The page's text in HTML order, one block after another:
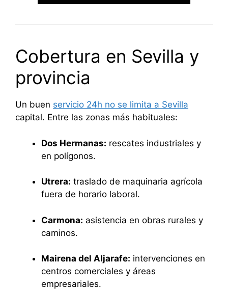
Cobertura en Sevilla y
provincia
Un buen servicio 24h no se limita a Sevilla
capital. Entre las zonas más habituales:
Dos Hermanas: rescates industriales y
en polígonos.
Utrera: traslado de maquinaria agrícola
fuera de horario laboral.
Carmona: asistencia en obras rurales y
caminos.
Mairena del Aljarafe: intervenciones en
centros comerciales y áreas
empresariales.